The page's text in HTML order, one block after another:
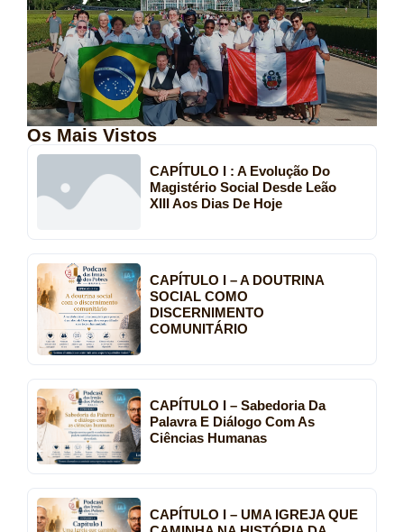
Os Mais Vistos
CAPÍTULO I : A Evolução Do
Magistério Social Desde Leão
XIII Aos Dias De Hoje
CAPÍTULO I – A DOUTRINA
SOCIAL COMO
DISCERNIMENTO
COMUNITÁRIO
CAPÍTULO I – Sabedoria Da
Palavra E Diálogo Com As
Ciências Humanas
CAPÍTULO I – UMA IGREJA QUE